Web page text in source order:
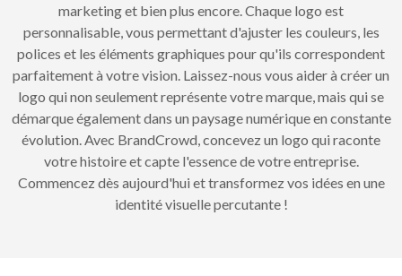
marketing et bien plus encore. Chaque logo est
personnalisable, vous permettant d'ajuster les couleurs, les
polices et les éléments graphiques pour qu'ils correspondent
parfaitement à votre vision. Laissez-nous vous aider à créer un
logo qui non seulement représente votre marque, mais qui se
démarque également dans un paysage numérique en constante
évolution. Avec BrandCrowd, concevez un logo qui raconte
votre histoire et capte l'essence de votre entreprise.
Commencez dès aujourd'hui et transformez vos idées en une
identité visuelle percutante !